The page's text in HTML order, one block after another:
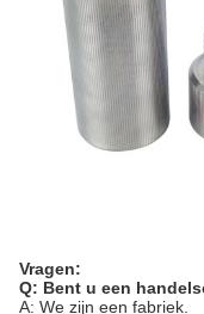
Vragen:
Q: Bent u een
A: We zijn een fabriek.